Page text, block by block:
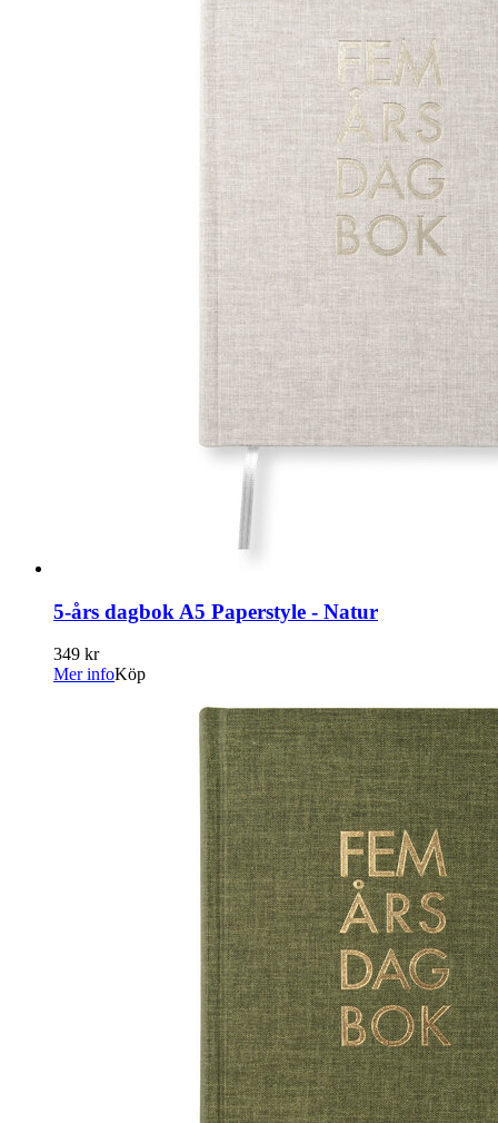
5-års dagbok A5 Paperstyle - Natur
349 kr
Mer infoKöp